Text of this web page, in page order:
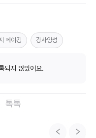
메이킹 강사양성
되지 않았어요.
톡톡